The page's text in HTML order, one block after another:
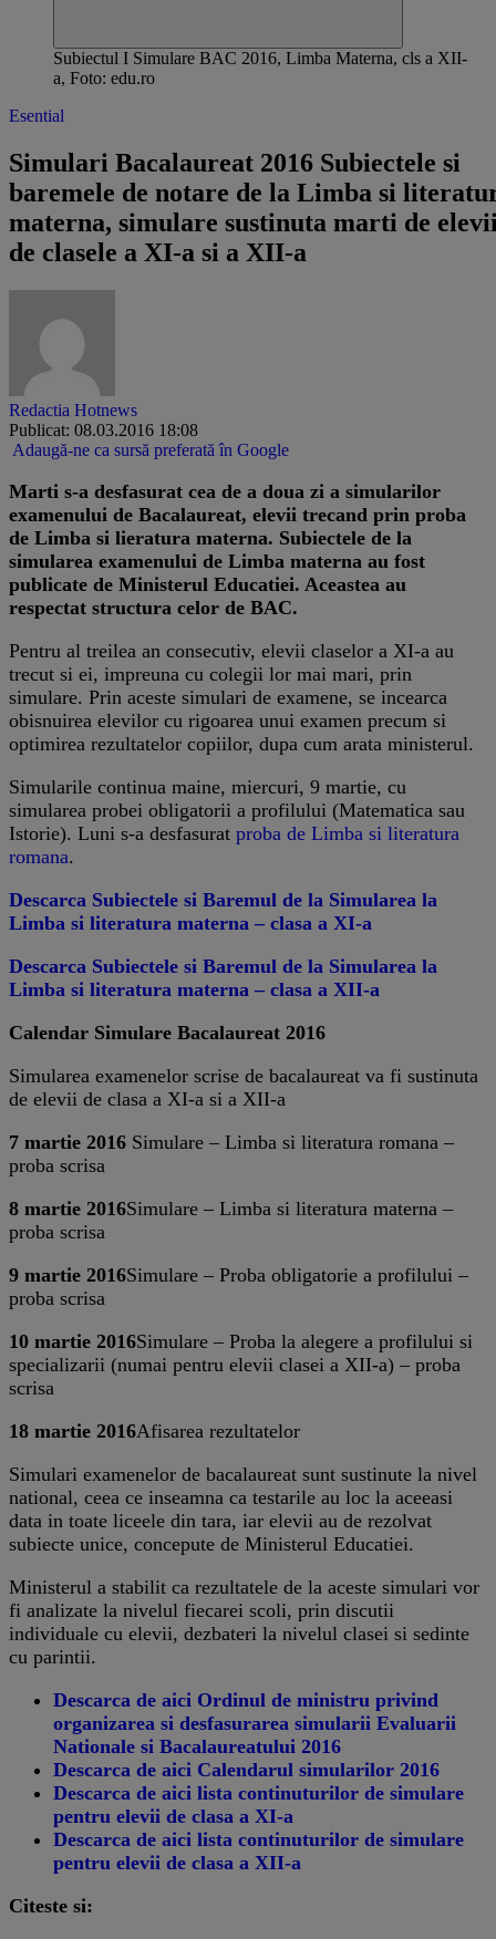
Subiectul I Simulare BAC 2016, Limba Materna, cls a XII-
a, Foto: edu.ro
Esential
Simulari Bacalaureat 2016 Subiectele si
baremele de notare de la Limba si
materna, simulare sustinuta marti de
de clasele a XI-a si a XII-a
Redactia Hotnews
Publicat: 08.03.2016 18:08
Adaugă-ne ca sursă preferată în Google
Marti s-a desfasurat cea de a doua zi a simularilor
examenului de Bacalaureat, elevii trecand prin proba
de Limba si lieratura materna. Subiectele de la
simularea examenului de Limba materna au fost
publicate de Ministerul Educatiei. Aceastea au
respectat structura celor de BAC.
Pentru al treilea an consecutiv, elevii claselor a XI-a au
trecut si ei, impreuna cu colegii lor mai mari, prin
simulare. Prin aceste simulari de examene, se incearca
obisnuirea elevilor cu rigoarea unui examen precum si
optimirea rezultatelor copiilor, dupa cum arata ministerul.
Simularile continua maine, miercuri, 9 martie, cu
simularea probei obligatorii a profilului (Matematica sau
Istorie). Luni s-a desfasurat proba de Limba si literatura
romana.
Descarca Subiectele si Baremul de la Simularea la
Limba si literatura materna – clasa a XI-a
Descarca Subiectele si Baremul de la Simularea la
Limba si literatura materna – clasa a XII-a
Calendar Simulare Bacalaureat 2016
Simularea examenelor scrise de bacalaureat va fi sustinuta
de elevii de clasa a XI-a si a XII-a
7 martie 2016 Simulare – Limba si literatura romana –
proba scrisa
8 martie 2016Simulare – Limba si literatura materna –
proba scrisa
9 martie 2016Simulare – Proba obligatorie a profilului –
proba scrisa
10 martie 2016Simulare – Proba la alegere a profilului si
specializarii (numai pentru elevii clasei a XII-a) – proba
scrisa
18 martie 2016Afisarea rezultatelor
Simulari examenelor de bacalaureat sunt sustinute la nivel
national, ceea ce inseamna ca testarile au loc la aceeasi
data in toate liceele din tara, iar elevii au de rezolvat
subiecte unice, concepute de Ministerul Educatiei.
Ministerul a stabilit ca rezultatele de la aceste simulari vor
fi analizate la nivelul fiecarei scoli, prin discutii
individuale cu elevii, dezbateri la nivelul clasei si sedinte
cu parintii.
Descarca de aici Ordinul de ministru privind
organizarea si desfasurarea simularii Evaluarii
Nationale si Bacalaureatului 2016
Descarca de aici Calendarul simularilor 2016
Descarca de aici lista continuturilor de simulare
pentru elevii de clasa a XI-a
Descarca de aici lista continuturilor de simulare
pentru elevii de clasa a XII-a
Citeste si: